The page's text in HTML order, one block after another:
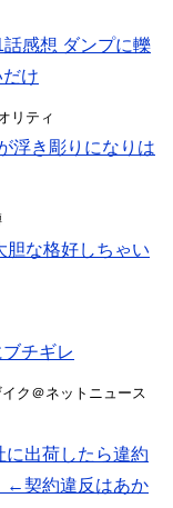
話感想 ダンプに轢
け
リティ
浮き彫りになりは
胆な格好しちゃい
チギレ
ク＠ネットニュース
出荷したら違約
←契約違反はあか